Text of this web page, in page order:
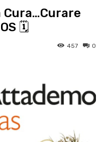
Cura…Curare
🗓
0
457